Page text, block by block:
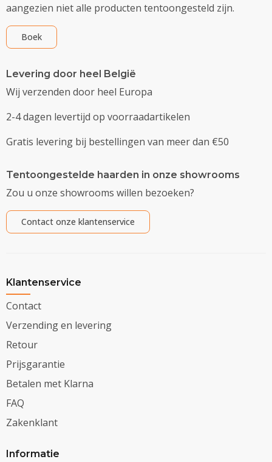
aangezien niet alle producten tentoongesteld zijn.
Boek
Levering door heel België
Wij verzenden door heel Europa
2-4 dagen levertijd op voorraadartikelen
Gratis levering bij bestellingen van meer dan €50
Tentoongestelde haarden in onze showrooms
Zou u onze showrooms willen bezoeken?
Contact onze klantenservice
Klantenservice
Contact
Verzending en levering
Retour
Prijsgarantie
Betalen met Klarna
FAQ
Zakenklant
Informatie